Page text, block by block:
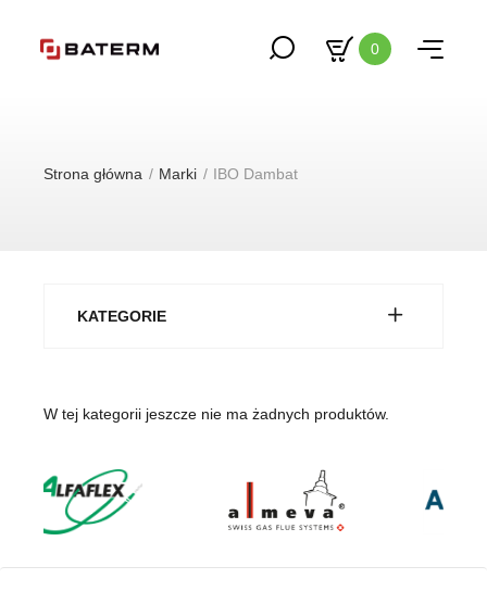
0
Strona główna Marki IBO Dambat
KATEGORIE
W tej kategorii jeszcze nie ma żadnych produktów.